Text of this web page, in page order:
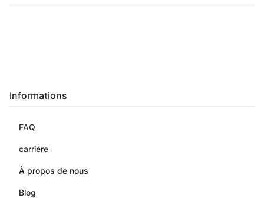
Informations
FAQ
carrière
À propos de nous
Blog